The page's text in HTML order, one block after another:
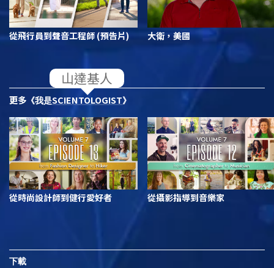
從飛行員到聲音工程師 (預告片) 大衛，美國
更多 《我是SCIENTOLOGIST》
從時尚設計師到健行愛好者 從攝影指導到音樂家
下載